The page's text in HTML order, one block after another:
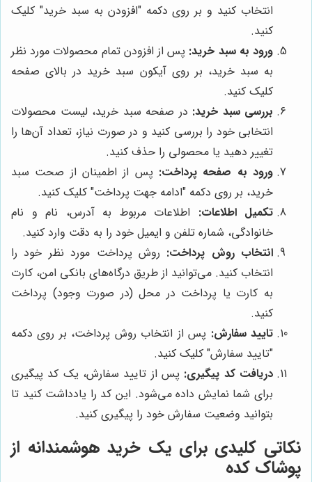
انتخاب کنید و بر روی دکمه "افزودن به سبد خرید" کلیک
کنید.
ورود به سبد خرید: پس از افزودن تمام محصولات مورد نظر
به سبد خرید، بر روی آیکون سبد خرید در بالای صفحه
کلیک کنید.
بررسی سبد خرید: در صفحه سبد خرید، لیست محصولات
انتخابی خود را بررسی کنید و در صورت نیاز، تعداد آن‌ها را
تغییر دهید یا محصولی را حذف کنید.
ورود به صفحه پرداخت: پس از اطمینان از صحت سبد
خرید، بر روی دکمه "ادامه جهت پرداخت" کلیک کنید.
تکمیل اطلاعات: اطلاعات مربوط به آدرس، نام و نام
خانوادگی، شماره تلفن و ایمیل خود را به دقت وارد کنید.
انتخاب روش پرداخت: روش پرداخت مورد نظر خود را
انتخاب کنید. می‌توانید از طریق درگاه‌های بانکی امن، کارت
به کارت یا پرداخت در محل (در صورت وجود) پرداخت
کنید.
تایید سفارش: پس از انتخاب روش پرداخت، بر روی دکمه
"تایید سفارش" کلیک کنید.
دریافت کد پیگیری: پس از تایید سفارش، یک کد پیگیری
برای شما نمایش داده می‌شود. این کد را یادداشت کنید تا
بتوانید وضعیت سفارش خود را پیگیری کنید.
نکاتی کلیدی برای یک خرید هوشمندانه از
پوشاک کده